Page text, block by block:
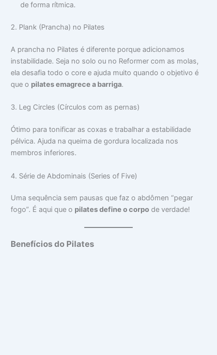
de forma rítmica.
2. Plank (Prancha) no Pilates
A prancha no Pilates é diferente porque adicionamos
instabilidade. Seja no solo ou no Reformer com as molas,
ela desafia todo o core e ajuda muito quando o objetivo é
que o pilates emagrece a barriga.
3. Leg Circles (Círculos com as pernas)
Ótimo para tonificar as coxas e trabalhar a estabilidade
pélvica. Ajuda na queima de gordura localizada nos
membros inferiores.
4. Série de Abdominais (Series of Five)
Uma sequência sem pausas que faz o abdômen “pegar
fogo”. É aqui que o pilates define o corpo de verdade!
Benefícios do Pilates